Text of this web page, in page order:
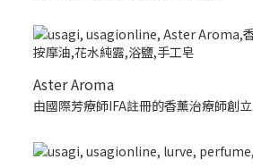
Aster Aroma
由國際芳療師IFA註冊的香薰治療師創立